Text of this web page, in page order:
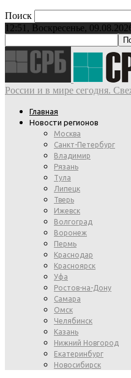
Поиск
12:51, Воскресенье,
России и в мире сегодня.
Главная
Новости регионов
Москва
Санкт-Петербург
Владимир
Рязань
Тула
Липецк
Тверь
Ижевск
Волгоград
Воронеж
Пермь
Краснодар
Красноярск
Уфа
Ростов-на-Дону
Самара
Омск
Челябинск
Казань
Нижний Новгород
Екатеринбург
Новосибирск